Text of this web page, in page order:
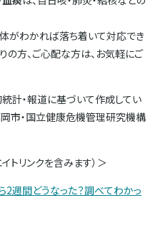
体がわかれば落ち着いて対応でき
の方、ご心配な方は、お気軽にご
・報道に基づいて作成してい
市・国立健康危機管理研究機構
トリンクを含みます）＞
2週間どうなった？調べてわかっ